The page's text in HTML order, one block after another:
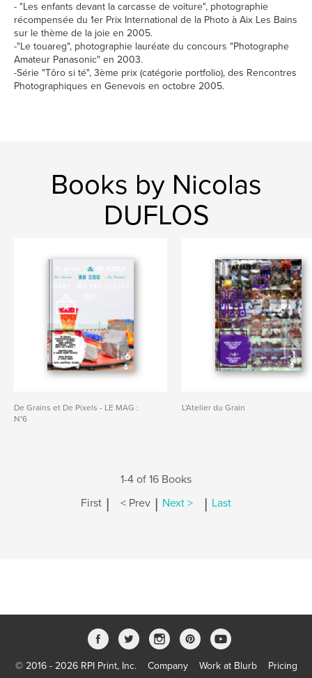
- "Les enfants devant la carcasse de voiture", photographie
récompensée du 1er Prix International de la Photo à Aix Les Bains
sur le thème de la joie en 2005.
-"Le touareg", photographie lauréate du concours "Photographe
Amateur Panasonic" en 2003.
-Série "Tôro si té", 3ème prix (catégorie portfolio), des Rencontres
Photographiques en Genevois en octobre 2005.
Books by Nicolas
DUFLOS
De Grains et De Pixels - LE MAG :
N°6
L'Atelier du Grain
1-4 of 16 Books
First | < Prev | Next > | Last
© 2016 - 2026 RPI Print, Inc. Company Work at Blurb Pricing